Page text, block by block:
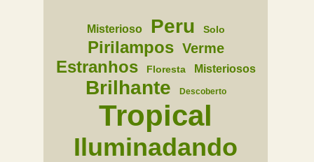
Misterioso Peru Solo
Pirilampos Verme
Estranhos Floresta Misteriosos
Brilhante Descoberto
Tropical
Iluminadando